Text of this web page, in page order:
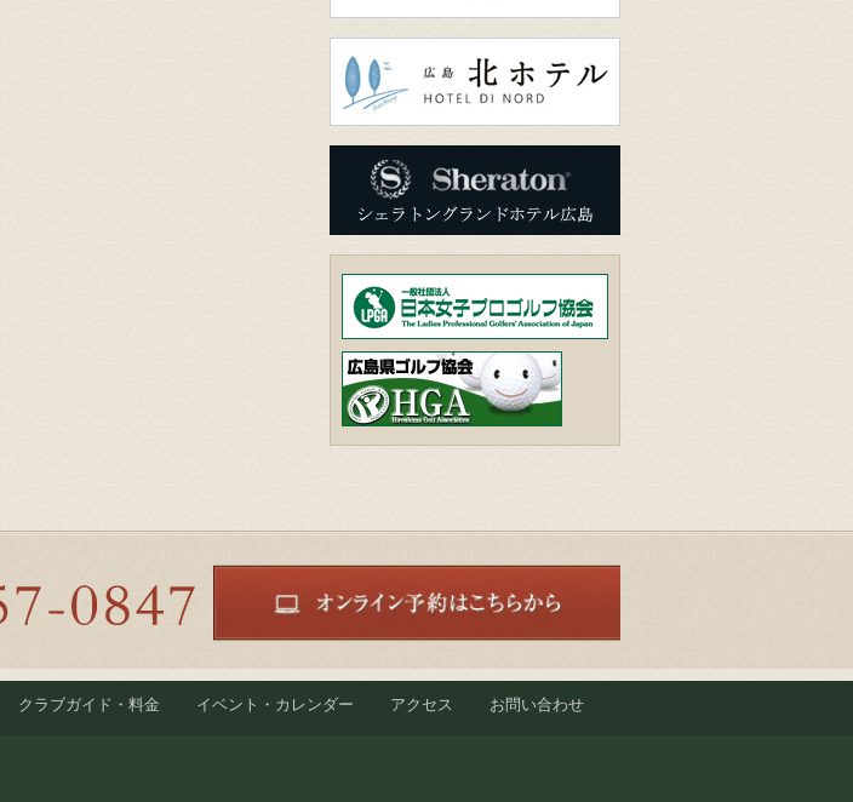
クラブガイド・料金 イベント・カレンダー アクセス お問い合わせ